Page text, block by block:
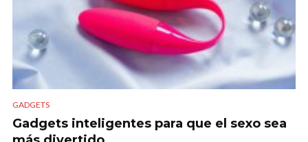
GADGETS
Gadgets inteligentes para que el sexo sea